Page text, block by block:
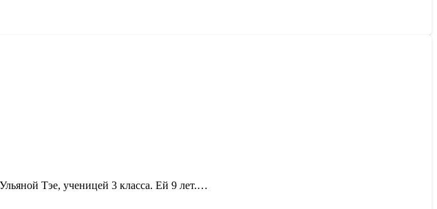
Тэе, ученицей 3 класса. Ей 9 лет.…